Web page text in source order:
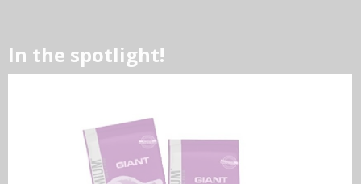
In the spotlight!